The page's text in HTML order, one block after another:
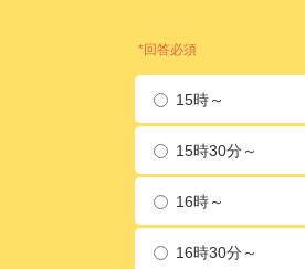
*回答必須
15時～
15時30分～
16時～
16時30分～